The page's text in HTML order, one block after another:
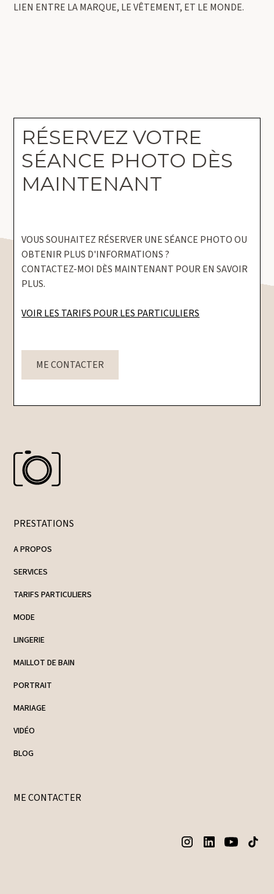
LIEN ENTRE LA MARQUE, LE VÊTEMENT, ET LE MONDE.
RÉSERVEZ VOTRE
SÉANCE PHOTO DÈS
MAINTENANT
VOUS SOUHAITEZ RÉSERVER UNE SÉANCE PHOTO OU
OBTENIR PLUS D'INFORMATIONS ?
CONTACTEZ-MOI DÈS MAINTENANT POUR EN SAVOIR
PLUS.
VOIR LES TARIFS POUR LES PARTICULIERS
ME CONTACTER
PRESTATIONS
A PROPOS
SERVICES
TARIFS PARTICULIERS
MODE
LINGERIE
MAILLOT DE BAIN
PORTRAIT
MARIAGE
VIDÉO
BLOG
ME CONTACTER